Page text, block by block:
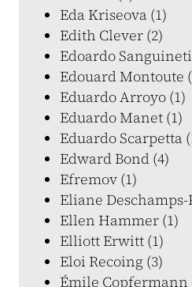
Eda Kriseova (1)
Edith Clever (2)
Edoardo
Edouard Montoute
Eduardo Arroyo (1)
Eduardo Manet (1)
Eduardo Scarpetta
Edward Bond (4)
Efremov (1)
Eliane Deschamps-
Ellen Hammer (1)
Elliott Erwitt (1)
Eloi Recoing (3)
Émile Copfermann